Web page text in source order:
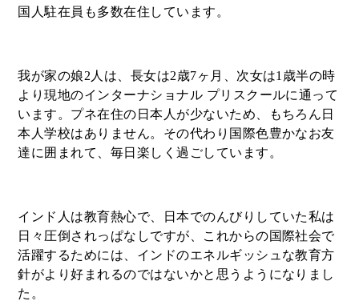
国人駐在員も多数在住しています。
我が家の娘2人は、長女は2歳7ヶ月、次女は1歳半の時
より現地のインターナショナル プリスクールに通って
います。プネ在住の日本人が少ないため、もちろん日
本人学校はありません。その代わり国際色豊かなお友
達に囲まれて、毎日楽しく過ごしています。
インド人は教育熱心で、日本でのんびりしていた私は
日々圧倒されっぱなしですが、これからの国際社会で
活躍するためには、インドのエネルギッシュな教育方
針がより好まれるのではないかと思うようになりまし
た。